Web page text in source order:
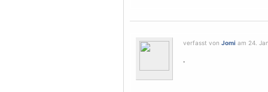
verfasst von Jomi am 24.
.